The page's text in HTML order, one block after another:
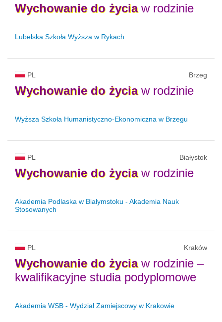
Wychowanie do życiaw rodzinie
Lubelska Szkoła Wyższa w Rykach
PL Brzeg
Wychowanie do życiaw rodzinie
Wyższa Szkoła Humanistyczno-Ekonomiczna w Brzegu
PL Białystok
Wychowanie do życiaw rodzinie
Akademia Podlaska w Białymstoku - Akademia Nauk
Stosowanych
PL Kraków
Wychowanie do życiaw rodzinie –
kwalifikacyjne studia podyplomowe
Akademia WSB - Wydział Zamiejscowy w Krakowie